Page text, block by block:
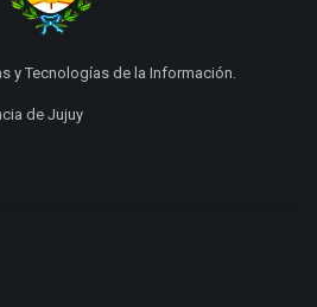
y Tecnologías de la Información.
de Jujuy